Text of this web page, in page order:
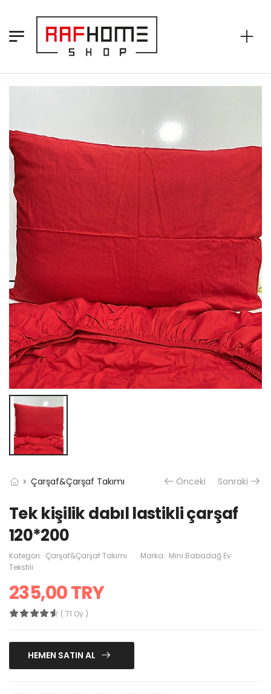
Çarşaf&Çarşaf Takımı Önceki Sonraki
Tek kişilik dabıl lastikli çarşaf
120*200
Kategori: Çarşaf&Çarşaf Takımı Marka: Mini Babadağ Ev
Tekstili
235,00 TRY
( 71 Oy )
HEMEN SATIN AL